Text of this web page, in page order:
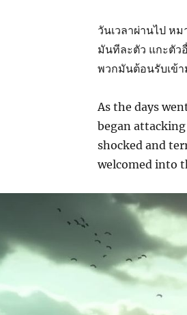
วันเวลาผ่านไป ห
มันทีละตัว แกะตัว
พวกมันต้อนรับเข้
As the days
began
shocked and
welcomed into